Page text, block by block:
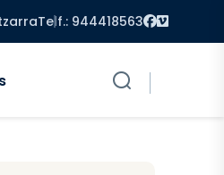
Telf.: 944418563 Facebook
Vimeo